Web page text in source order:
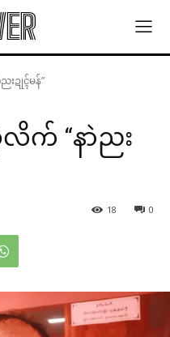
ဍုၚ်မန်”
“နာဲညး
0
18